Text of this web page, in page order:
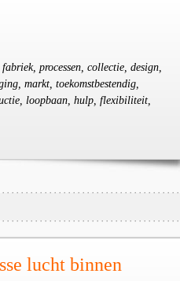
processen, collectie, design,
markt, toekomstbestendig,
loopbaan, hulp, flexibiliteit,
lucht binnen